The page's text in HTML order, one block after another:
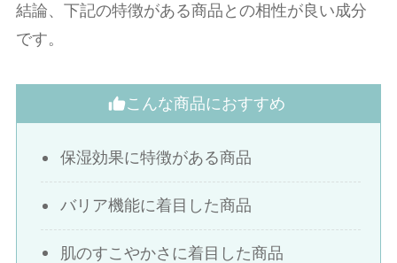
結論、下記の特徴がある商品との相性が良い成分
です。
こんな商品におすすめ
保湿効果に特徴がある商品
バリア機能に着目した商品
肌のすこやかさに着目した商品